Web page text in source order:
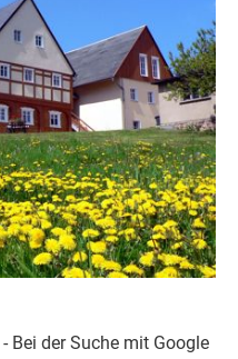
- Bei der Suche mit Google